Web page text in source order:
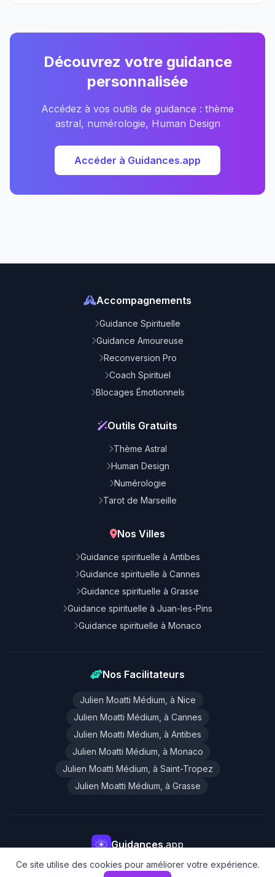
Ce site utilise des cookies pour améliorer votre expérience.
Découvrez votre guidance
personnalisée
Accédez à vos outils de guidance : thème
astral, numérologie, Human Design
Accéder à Guidances.app
Accompagnements
Guidance Spirituelle
Guidance Amoureuse
Reconversion Pro
Coach Spirituel
Blocages Émotionnels
Outils Gratuits
Thème Astral
Human Design
Numérologie
Tarot de Marseille
Nos Villes
Guidance spirituelle à Antibes
Guidance spirituelle à Cannes
Guidance spirituelle à Grasse
Guidance spirituelle à Juan-les-Pins
Guidance spirituelle à Monaco
Nos Facilitateurs
Julien Moatti Médium, à Nice
Julien Moatti Médium, à Cannes
Julien Moatti Médium, à Antibes
Julien Moatti Médium, à Monaco
Julien Moatti Médium, à Saint-Tropez
Julien Moatti Médium, à Grasse
Guidances.app
Nos applications de guidance Charte déontologique
© 2026 Tous droits réservé Guidances.app